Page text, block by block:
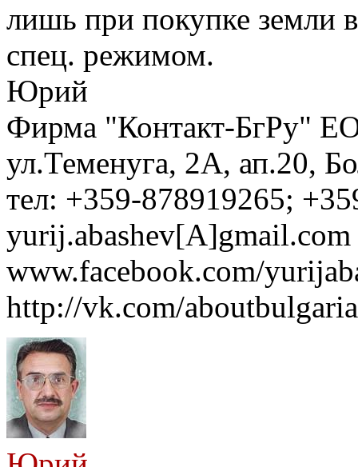
лишь при покупке земли
спец. режимом.
Юрий
Фирма "Контакт-БгРу"
ул.Теменуга, 2А, ап.20,
тел: +359-878919265;
yurij.abashev[A]gmail.com
www.facebook.com/
http://vk.com/aboutbulgaria